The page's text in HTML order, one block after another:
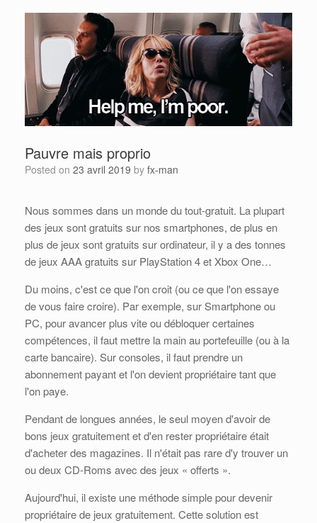
e
Pauvre mais proprio
Posted on 23 avril 2019 by fx-man
Nous sommes dans un monde du tout-gratuit. La plupart
des jeux sont gratuits sur nos smartphones, de plus en
plus de jeux sont gratuits sur ordinateur, il y a des tonnes
de jeux AAA gratuits sur PlayStation 4 et Xbox One…
Du moins, c'est ce que l'on croit (ou ce que l'on essaye
de vous faire croire). Par exemple, sur Smartphone ou
PC, pour avancer plus vite ou débloquer certaines
compétences, il faut mettre la main au portefeuille (ou à la
carte bancaire). Sur consoles, il faut prendre un
abonnement payant et l'on devient propriétaire tant que
l'on paye.
Pendant de longues années, le seul moyen d'avoir de
bons jeux gratuitement et d'en rester propriétaire était
d'acheter des magazines. Il n'était pas rare d'y trouver un
ou deux CD-Roms avec des jeux « offerts ».
Aujourd'hui, il existe une méthode simple pour devenir
propriétaire de jeux gratuitement. Cette solution est